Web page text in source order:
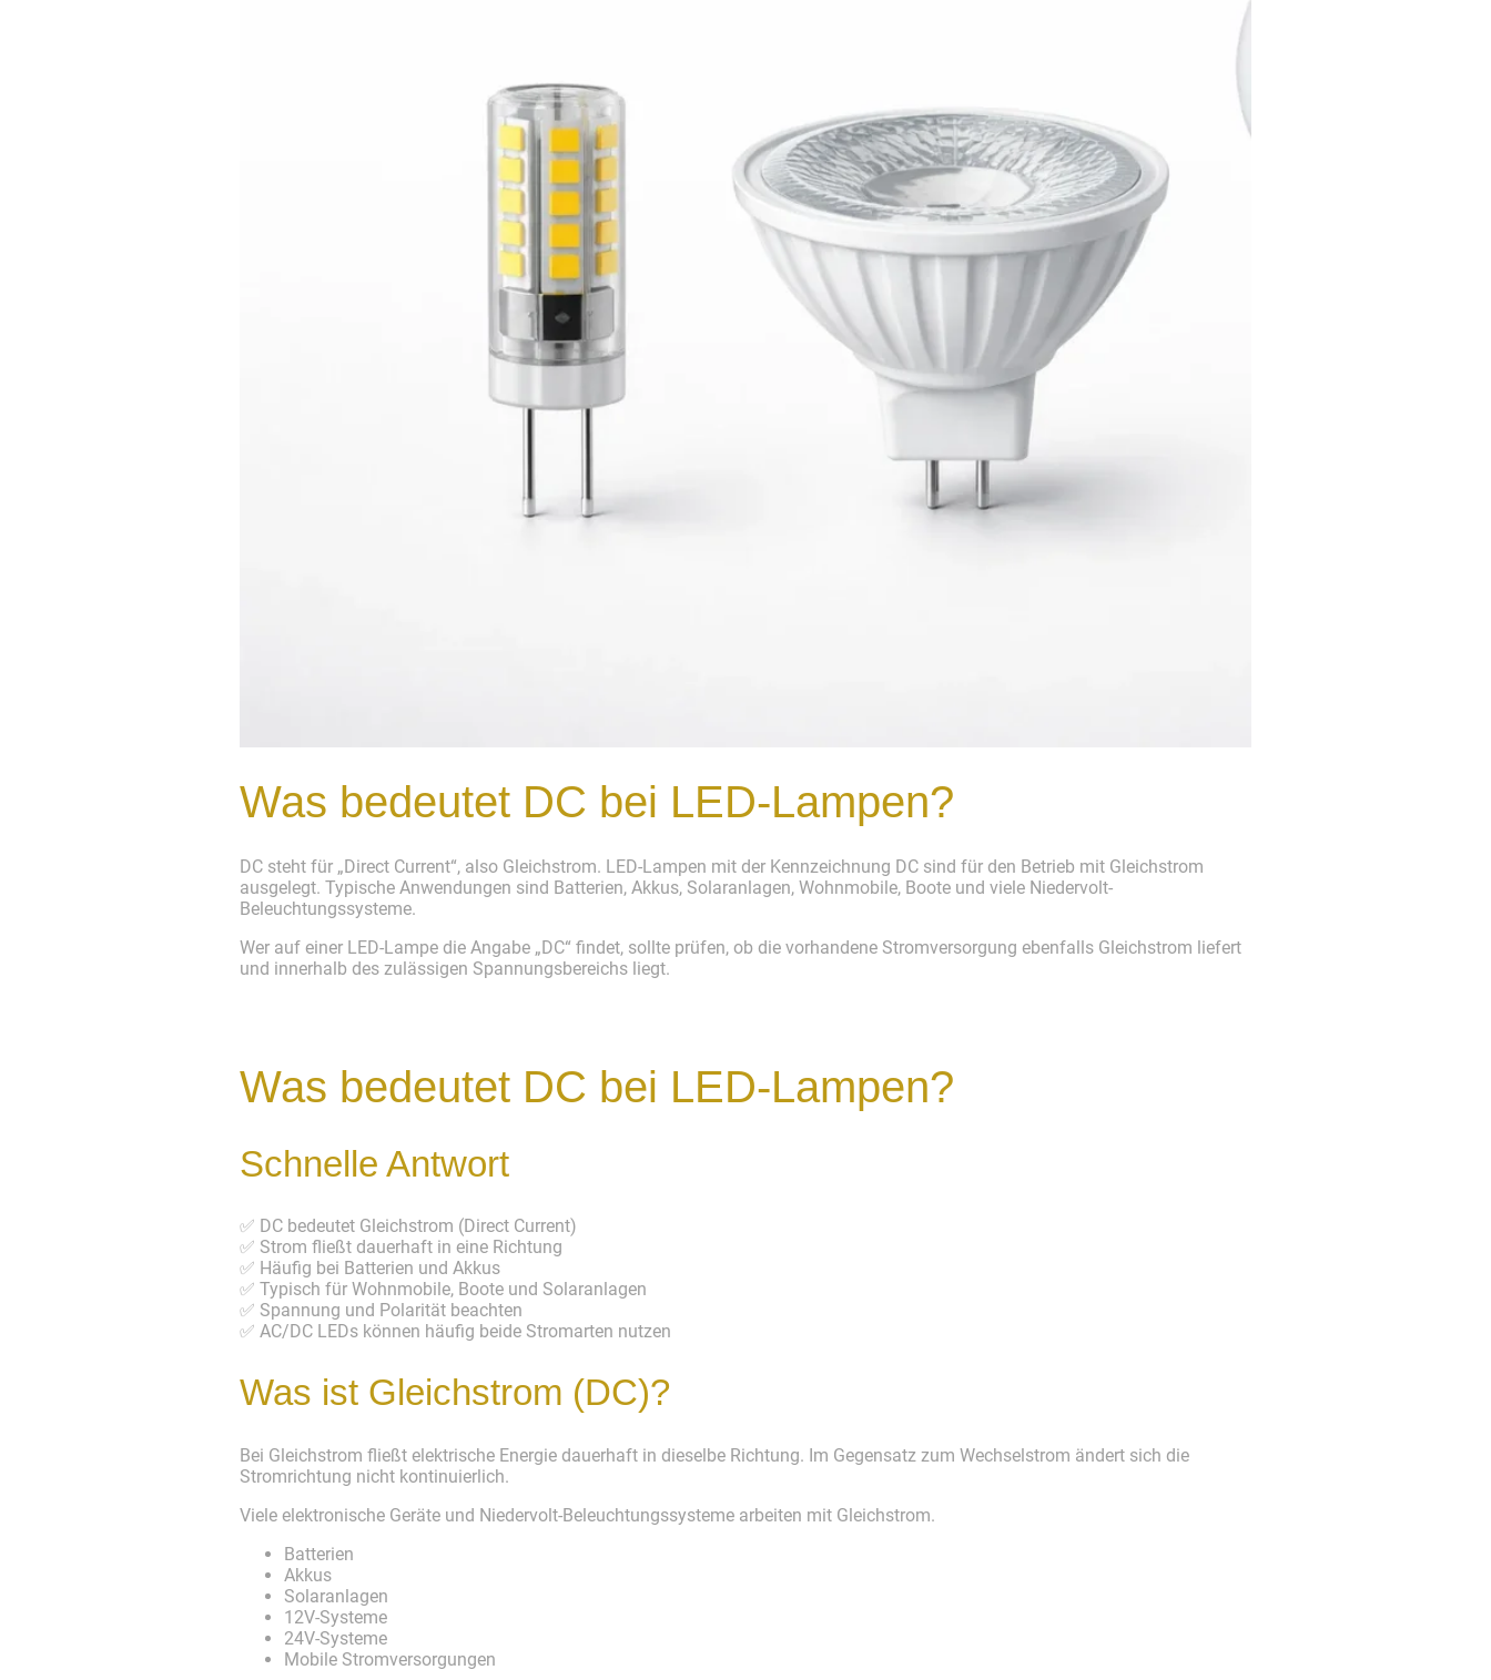
Was bedeutet DC bei LED-Lampen?
DC steht für „Direct Current“, also Gleichstrom. LED-Lampen mit der Kennzeichnung DC sind für den Betrieb mit Gleichstrom
ausgelegt. Typische Anwendungen sind Batterien, Akkus, Solaranlagen, Wohnmobile, Boote und viele Niedervolt-
Beleuchtungssysteme.
Wer auf einer LED-Lampe die Angabe „DC“ findet, sollte prüfen, ob die vorhandene Stromversorgung ebenfalls Gleichstrom liefert
und innerhalb des zulässigen Spannungsbereichs liegt.
Was bedeutet DC bei LED-Lampen?
Schnelle Antwort
✅ DC bedeutet Gleichstrom (Direct Current)
✅ Strom fließt dauerhaft in eine Richtung
✅ Häufig bei Batterien und Akkus
✅ Typisch für Wohnmobile, Boote und Solaranlagen
✅ Spannung und Polarität beachten
✅ AC/DC LEDs können häufig beide Stromarten nutzen
Was ist Gleichstrom (DC)?
Bei Gleichstrom fließt elektrische Energie dauerhaft in dieselbe Richtung. Im Gegensatz zum Wechselstrom ändert sich die
Stromrichtung nicht kontinuierlich.
Viele elektronische Geräte und Niedervolt-Beleuchtungssysteme arbeiten mit Gleichstrom.
Batterien
Akkus
Solaranlagen
12V-Systeme
24V-Systeme
Mobile Stromversorgungen